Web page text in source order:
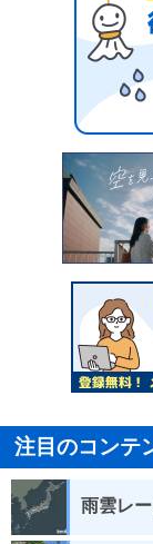
注目のコンテ
雨雲レ